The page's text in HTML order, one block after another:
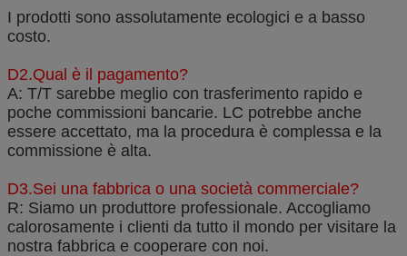
I prodotti sono assolutamente ecologici e a basso
costo.
D2.Qual è il pagamento?
A: T/T sarebbe meglio con trasferimento rapido e
poche commissioni bancarie. LC potrebbe anche
essere accettato, ma la procedura è complessa e la
commissione è alta.
D3.Sei una fabbrica o una società commerciale?
R: Siamo un produttore professionale. Accogliamo
calorosamente i clienti da tutto il mondo per visitare la
nostra fabbrica e cooperare con noi.